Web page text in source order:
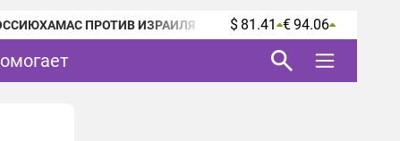
ХАМАС ПРОТИВ ИЗРАИЛЯ $ 81.41 € 94.06